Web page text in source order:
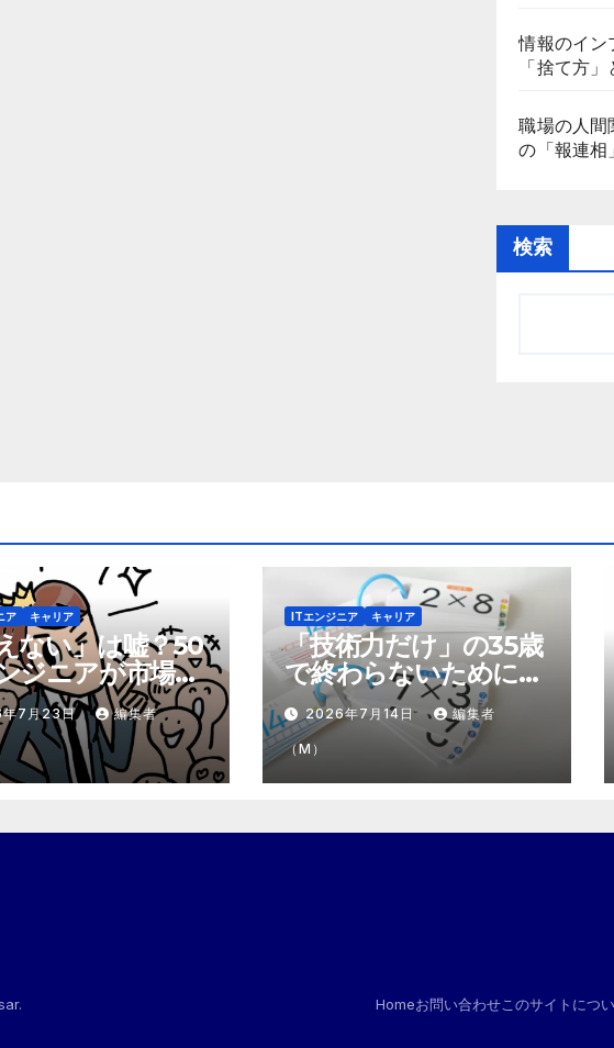
情報のイン
「捨て方
職場の人間
の「報連相
検索
ア キャリア
ない」は嘘？50
ジニアが市場で
モテ」になるた
個の強み
7月23日 編集者
ITエンジニア キャリア
「技術力だけ」の35歳
で終わらないために。
市場価値を1.5倍にする
『プラスα』の掛け算
2026年7月14日 編集者
（M）
. Homeお問い合わせこのサイトにつ